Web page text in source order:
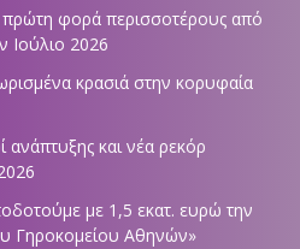
πρώτη φορά περισσοτέρους από
Ιούλιο 2026
κρασιά στην κορυφαία
και νέα ρεκόρ
με 1,5 εκατ. ευρώ την
Γηροκομείου Αθηνών»